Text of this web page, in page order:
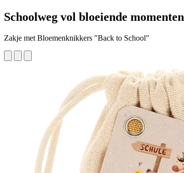
Schoolweg vol bloeiende momenten
Zakje met Bloemenknikkers "Back to School"